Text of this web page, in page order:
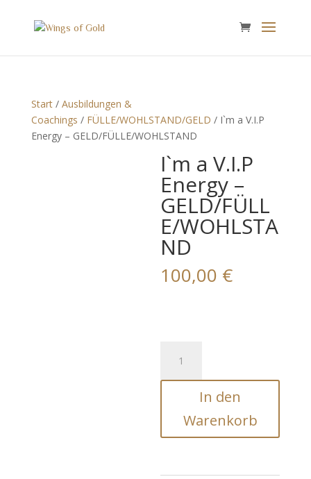
Start/ Ausbildungen &
Coachings / FÜLLE/WOHLSTAND/GELD / I`m a V.I.P
Energy – GELD/FÜLLE/WOHLSTAND
I`m a V.I.P
Energy –
GELD/FÜLL
E/WOHLSTA
ND
100,00 €
V.I.P
GELD/FÜLLE/WOHLSTAND
In den
Warenkorb